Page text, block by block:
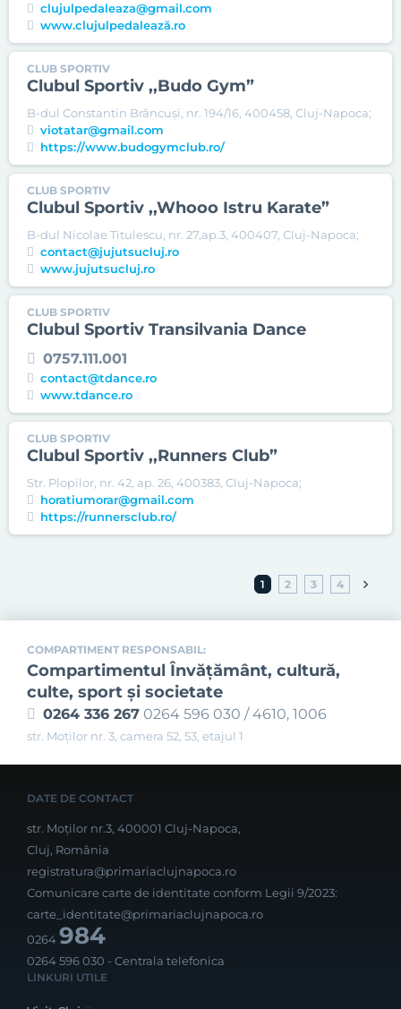
clujulpedaleaza@gmail.com
www.clujulpedalează.ro
CLUB SPORTIV
Clubul Sportiv ,,Budo Gym”
B-dul Constantin Brâncuşi, nr. 194/16, 400458, Cluj-Napoca;
viotatar@gmail.com
https://www.budogymclub.ro/
CLUB SPORTIV
Clubul Sportiv ,,Whooo Istru Karate”
B-dul Nicolae Titulescu, nr. 27,ap.3, 400407, Cluj-Napoca;
contact@jujutsucluj.ro
www.jujutsucluj.ro
CLUB SPORTIV
Clubul Sportiv Transilvania Dance
0757.111.001
contact@tdance.ro
www.tdance.ro
CLUB SPORTIV
Clubul Sportiv ,,Runners Club”
Str. Plopilor, nr. 42, ap. 26, 400383, Cluj-Napoca;
horatiumorar@gmail.com
https://runnersclub.ro/
1 2 3 4
COMPARTIMENT RESPONSABIL:
Compartimentul Învăţământ, cultură,
culte, sport şi societate
0264 336 267 0264 596 030 / 4610, 1006
str. Moților nr. 3, camera 52, 53, etajul 1
DATE DE CONTACT
str. Moților nr.3, 400001 Cluj-Napoca,
Cluj, România
registratura@primariaclujnapoca.ro
Comunicare carte de identitate conform Legii 9/2023:
carte_identitate@primariaclujnapoca.ro
0264984
0264 596 030 - Centrala telefonica
LINKURI UTILE